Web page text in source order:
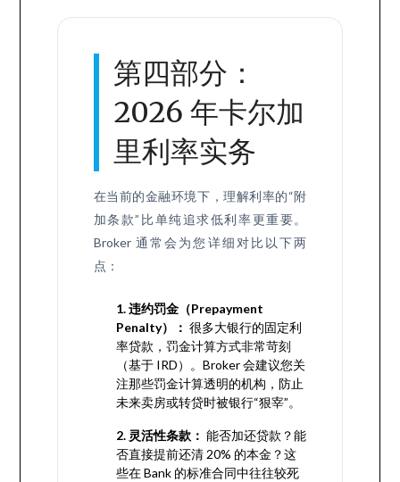
第四部分：
2026 年卡尔加
里利率实务
在当前的金融环境下，理解利率的“附
加条款”比单纯追求低利率更重要。
Broker 通常会为您详细对比以下两
点：
1. 违约罚金（Prepayment
Penalty）： 很多大银行的固定利
率贷款，罚金计算方式非常苛刻
（基于 IRD）。Broker 会建议您关
注那些罚金计算透明的机构，防止
未来卖房或转贷时被银行“狠宰”。
2. 灵活性条款： 能否加还贷款？能
否直接提前还清 20% 的本金？这
些在 Bank 的标准合同中往往较死